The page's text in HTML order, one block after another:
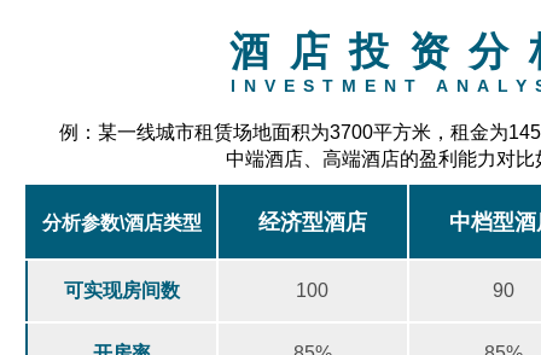
酒店投资分
INVESTMENT
例：某一线城市租赁场地面积为3700平方米，租金为
中端酒店、高端酒店的盈利能力对比
分析参数\酒店类型 经济型酒店 中档型
可实现房间数 100 90